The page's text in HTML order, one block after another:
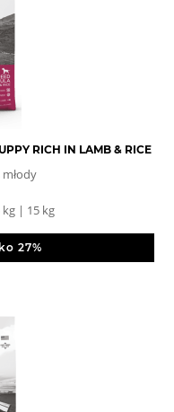
RICH IN LAMB & RICE
| 15 kg
27%